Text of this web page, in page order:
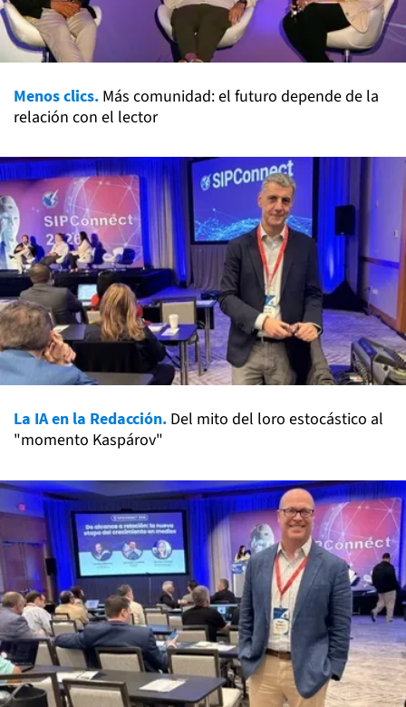
Menos clics. Más comunidad: el futuro depende de la
relación con el lector
La IA en la Redacción. Del mito del loro estocástico al
"momento Kaspárov"